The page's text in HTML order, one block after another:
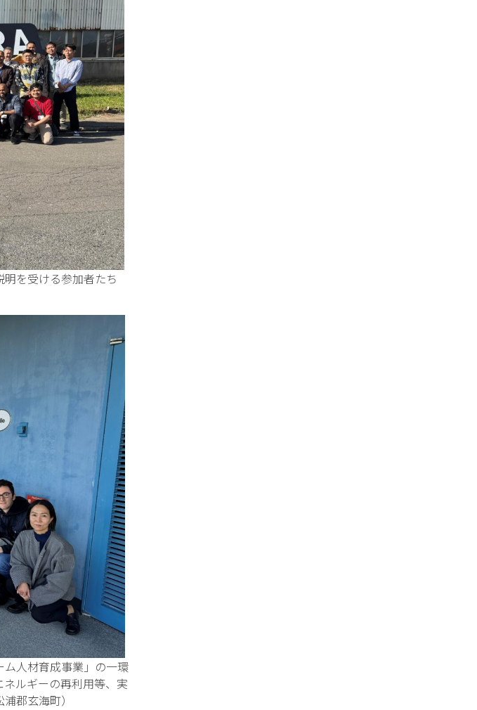
明を受ける参加者たち
ム人材育成事業」の一環
ルギーの再利用等、実
郡玄海町）